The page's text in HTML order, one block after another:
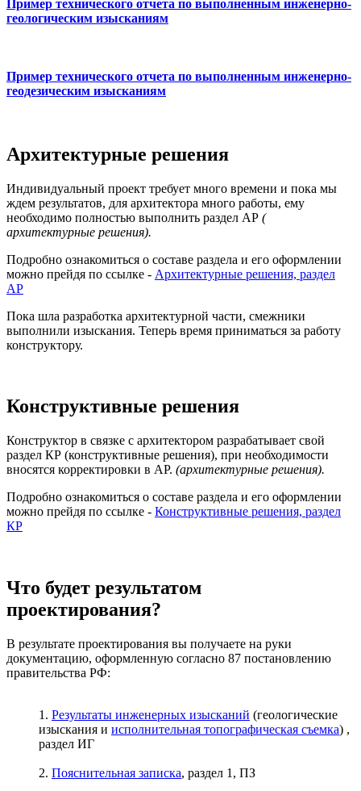
Пример технического отчета по выполненным инженерно-
геологическим изысканиям
Пример технического отчета по выполненным инженерно-
геодезическим изысканиям
Архитектурные решения
Индивидуальный проект требует много времени и пока мы
ждем результатов, для архитектора много работы, ему
необходимо полностью выполнить раздел АР (
архитектурные решения).
Подробно ознакомиться о составе раздела и его оформлении
можно прейдя по ссылке - Архитектурные решения, раздел
АР
Пока шла разработка архитектурной части, смежники
выполнили изыскания. Теперь время приниматься за работу
конструктору.
Конструктивные решения
Конструктор в связке с архитектором разрабатывает свой
раздел КР (конструктивные решения), при необходимости
вносятся корректировки в АР. (архитектурные решения).
Подробно ознакомиться о составе раздела и его оформлении
можно прейдя по ссылке - Конструктивные решения, раздел
КР
Что будет результатом
проектирования?
В результате проектирования вы получаете на руки
документацию, оформленную согласно 87 постановлению
правительства РФ:
1. Результаты инженерных изысканий (геологические
изыскания и исполнительная топографическая съемка) ,
раздел ИГ
2. Пояснительная записка, раздел 1, ПЗ